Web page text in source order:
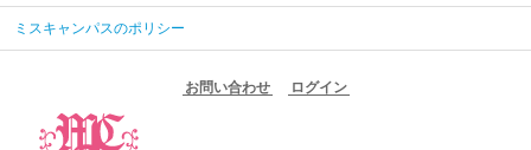
ミスキャンパスのポリシー
お問い合わせ ログイン